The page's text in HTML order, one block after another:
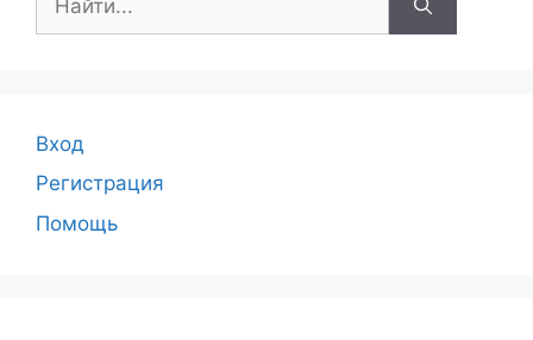
Вход
Регистрация
Помощь